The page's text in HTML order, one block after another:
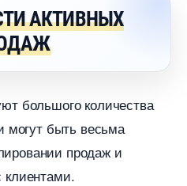
АКТИВНЫХ
большого количества
могут быть весьма
продаж и
клиентами.